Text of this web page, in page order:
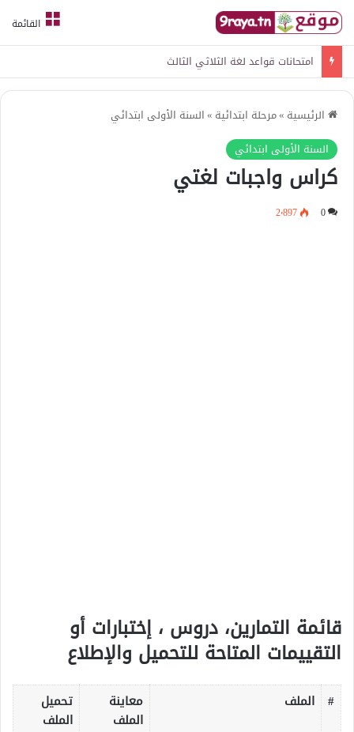
القائمة
امتحانات قواعد لغة الثلاثي الثالث
الرئيسية »مرحلة ابتدائية »السنة الأولى ابتدائي
السنة الأولى ابتدائي
كراس واجبات لغتي
0 2٬897
قائمة التمارين، دروس ، إختبارات أو
التقييمات المتاحة للتحميل والإطلاع
# الملف
معاينة
الملف
تحميل
الملف